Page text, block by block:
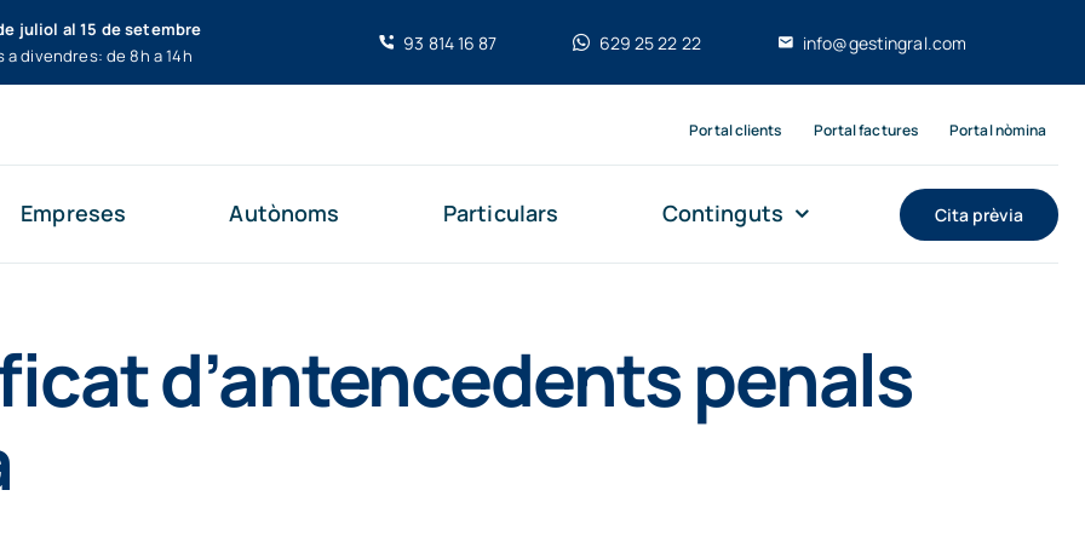
juliol al 15 de setembre
a divendres: de 8h a 14h
93 814 16 87 629 25 22 22 info@gestingral.com
Portal clients Portal factures Portal nòmina
Empreses Autònoms Particulars Continguts Cita prèvia
d’antencedents penals